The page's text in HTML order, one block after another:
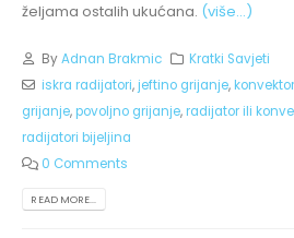
željama ostalih ukućana. (više…)
ByAdnan Brakmic
Kratki Savjeti
iskra radijatori,jeftino grijanje,
grijanje,povoljno grijanje,radijator ili
radijatori bijeljina
0 Comments
READ MORE...